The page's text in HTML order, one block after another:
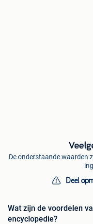
De onderstaande waarden
Deel
Wat zijn de voordelen
encyclopedie?